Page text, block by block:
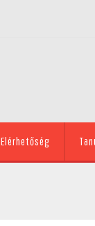
Elérhetőség